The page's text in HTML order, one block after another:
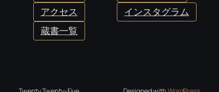
アクセス
蔵書一覧
インスタグラム